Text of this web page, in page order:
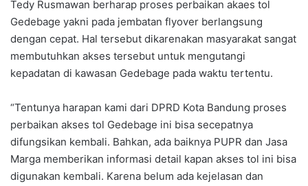
Tedy Rusmawan berharap proses perbaikan akaes tol
Gedebage yakni pada jembatan flyover berlangsung
dengan cepat. Hal tersebut dikarenakan masyarakat sangat
membutuhkan akses tersebut untuk mengutangi
kepadatan di kawasan Gedebage pada waktu tertentu.
“Tentunya harapan kami dari DPRD Kota Bandung proses
perbaikan akses tol Gedebage ini bisa secepatnya
difungsikan kembali. Bahkan, ada baiknya PUPR dan Jasa
Marga memberikan informasi detail kapan akses tol ini bisa
digunakan kembali. Karena belum ada kejelasan dan